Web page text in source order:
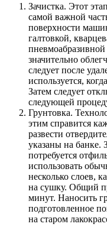
Зачистка. Этот
самой важной
поверхности
галтовкой,
значительно
следует после
используется,
Затем следует
следующей
Грунтовка.
этим справится
развести
указаны на банке.
потребуется
использовать
несколько слоев,
на сушку. Общий
минут. Наносить
подготовленное
на старом